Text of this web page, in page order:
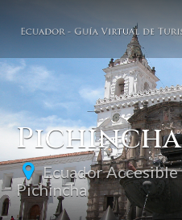
Pichincha
Ecuador Accesible
Pichincha